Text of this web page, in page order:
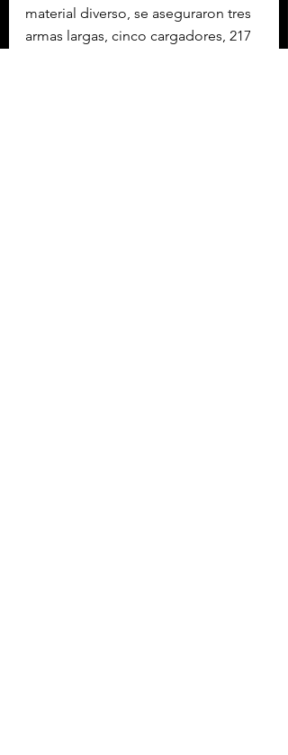
material diverso, se aseguraron tres
armas largas, cinco cargadores, 217